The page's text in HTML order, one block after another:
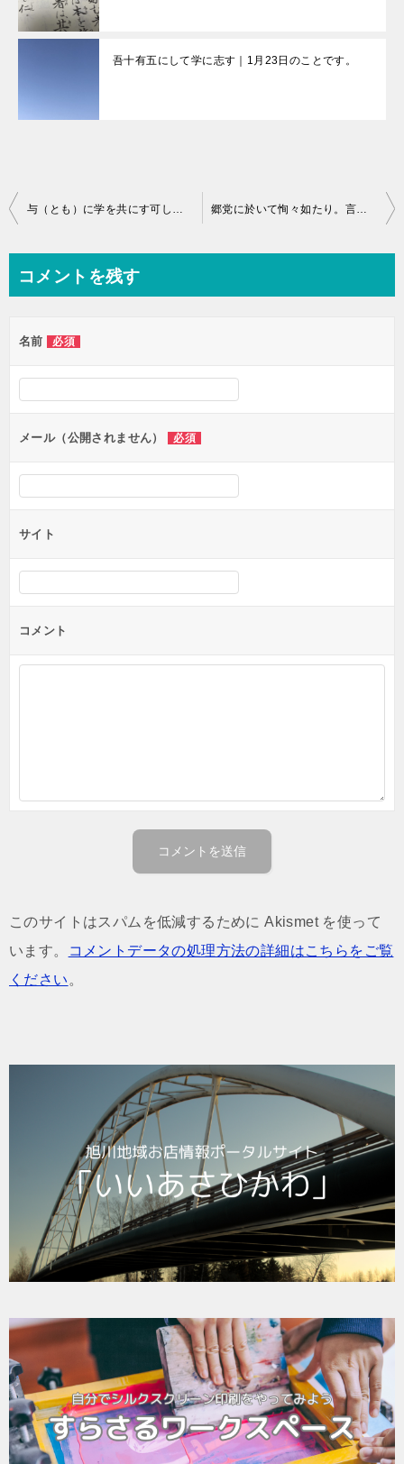
吾十有五にして学に志す｜1月23日のことです。
投
ビ
ー
シ
ョ
ン
コメントを残す
名前 必須
メール（公開されません） 必須
サイト
コメント
このサイトはスパムを低減するために Akismet を使って
います。
コメントデータの処理方法の詳細はこちらをご覧
ください 。